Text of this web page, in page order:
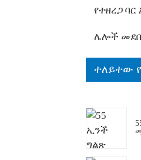
የተዘረጋ
ሌሎች
ተለይተው